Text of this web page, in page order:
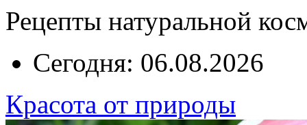
Рецепты натуральной
Сегодня: 06.08.2026
Красота от природы